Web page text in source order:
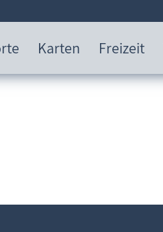
Karten Freizeit